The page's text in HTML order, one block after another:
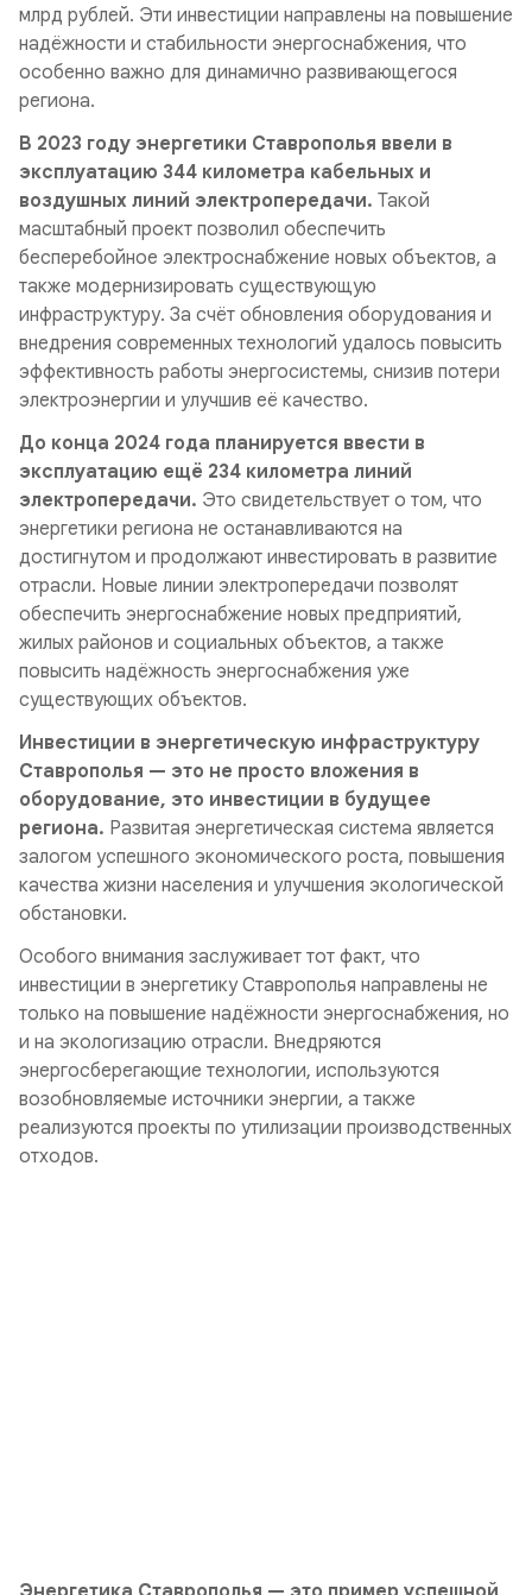
млрд рублей. Эти инвестиции направлены на повышение
надёжности и стабильности энергоснабжения, что
особенно важно для динамично развивающегося
региона.
В 2023 году энергетики Ставрополья ввели в
эксплуатацию 344 километра кабельных и
воздушных линий электропередачи. Такой
масштабный проект позволил обеспечить
бесперебойное электроснабжение новых объектов, а
также модернизировать существующую
инфраструктуру. За счёт обновления оборудования и
внедрения современных технологий удалось повысить
эффективность работы энергосистемы, снизив потери
электроэнергии и улучшив её качество.
До конца 2024 года планируется ввести в
эксплуатацию ещё 234 километра линий
электропередачи. Это свидетельствует о том, что
энергетики региона не останавливаются на
достигнутом и продолжают инвестировать в развитие
отрасли. Новые линии электропередачи позволят
обеспечить энергоснабжение новых предприятий,
жилых районов и социальных объектов, а также
повысить надёжность энергоснабжения уже
существующих объектов.
Инвестиции в энергетическую инфраструктуру
Ставрополья — это не просто вложения в
оборудование, это инвестиции в будущее
региона. Развитая энергетическая система является
залогом успешного экономического роста, повышения
качества жизни населения и улучшения экологической
обстановки.
Особого внимания заслуживает тот факт, что
инвестиции в энергетику Ставрополья направлены не
только на повышение надёжности энергоснабжения, но
и на экологизацию отрасли. Внедряются
энергосберегающие технологии, используются
возобновляемые источники энергии, а также
реализуются проекты по утилизации производственных
отходов.